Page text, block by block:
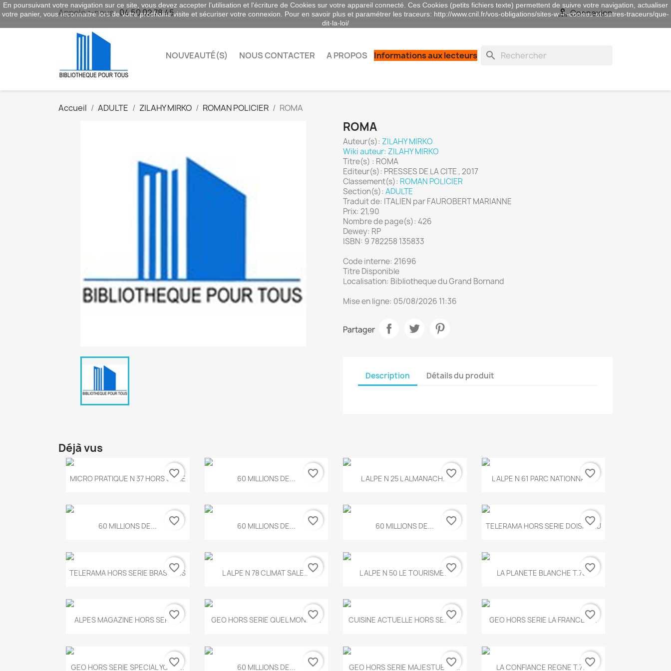
Appelez-nous :04 50 02 78 45 Connexion
NOUVEAUTÉ(S) NOUS CONTACTER A PROPOS search
Informations aux lecteurs
Accueil ADULTE ZILAHY MIRKO ROMAN POLICIER ROMA
ROMA
Auteur(s): ZILAHY MIRKO
Wiki auteur: ZILAHY MIRKO
Titre(s) : ROMA
Editeur(s): PRESSES DE LA CITE , 2017
Classement(s): ROMAN POLICIER
Section(s): ADULTE
Traduit de: ITALIEN par FAUROBERT MARIANNE
Prix: 21,90
Nombre de page(s): 426
Dewey: RP
ISBN: 9 782258 135833
Code interne: 21696
Titre Disponible
Localisation: Bibliotheque du Grand Bornand
Mise en ligne: 05/08/2026 11:36
Partager
Description Détails du produit
Déjà vus
Aperçu rapide
MICRO PRATIQUE N 37 HORS SERIE
favorite_border Aperçu rapide
60 MILLIONS DE... favorite_border  Aperçu rapide
L ALPE N 25 L ALMANACH...favorite_border  Aperçu rapide
L ALPE N 61 PARC NATIONNAL...
favorite_border
Aperçu rapide
60 MILLIONS DE... favorite_border Aperçu rapide
60 MILLIONS DE... favorite_border Aperçu rapide
60 MILLIONS DE... favorite_border Aperçu rapide
TELERAMA HORS SERIE DOISNEAU
favorite_border
 Aperçu rapide
TELERAMA HORS SERIE BRASSENS
favorite_border  Aperçu rapide
L ALPE N 78 CLIMAT SALE...favorite_border  Aperçu rapide
L ALPE N 50 LE TOURISME...favorite_border Aperçu rapide
LA PLANETE BLANCHE T.785favorite_border
Aperçu rapide
ALPES MAGAZINE HORS SERIE...
favorite_border Aperçu rapide
GEO HORS SERIE QUEL MONDE...
favorite_border Aperçu rapide
CUISINE ACTUELLE HORS SERIE...
favorite_border Aperçu rapide
GEO HORS SERIE LA FRANCE A...
favorite_border
Aperçu rapide
GEO HORS SERIE SPECIAL YOGA...
favorite_border Aperçu rapide
60 MILLIONS DE... favorite_border Aperçu rapide
GEO HORS SERIE MAJESTUEUX...
favorite_border Aperçu rapide
LA CONFIANCE REGNE T.778favorite_border
En poursuivant votre navigation sur ce site, vous devez accepter l’utilisation et l'écriture de Cookies sur votre appareil connecté. Ces Cookies (petits fichiers texte) permettent de suivre votre navigation, actualiser
votre panier, vous reconnaitre lors de votre prochaine visite et sécuriser votre connexion. Pour en savoir plus et paramétrer les traceurs: http://www.cnil.fr/vos-obligations/sites-web-cookies-et-autres-traceurs/que-
dit-la-loi/